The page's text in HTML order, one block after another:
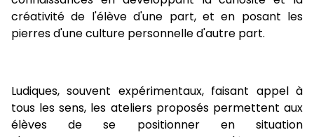
créativité de l'élève d'une part, et en posant les
pierres d'une culture personnelle d'autre part.
Ludiques, souvent expérimentaux, faisant appel à
tous les sens, les ateliers proposés permettent aux
élèves de se positionner en situation